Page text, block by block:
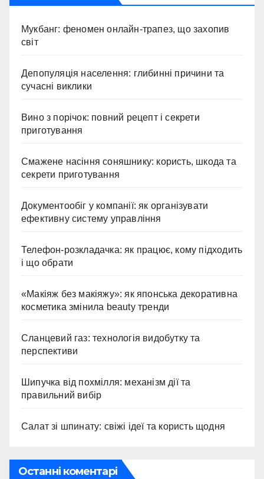
Мукбанг: феномен онлайн-трапез, що захопив
світ
Депопуляція населення: глибинні причини та
сучасні виклики
Вино з порічок: повний рецепт і секрети
приготування
Смажене насіння соняшнику: користь, шкода та
секрети приготування
Документообіг у компанії: як організувати
ефективну систему управління
Телефон-розкладачка: як працює, кому підходить
і що обрати
«Макіяж без макіяжу»: як японська декоративна
косметика змінила beauty тренди
Сланцевий газ: технологія видобутку та
перспективи
Шипучка від похмілля: механізм дії та
правильний вибір
Салат зі шпинату: свіжі ідеї та користь щодня
Останні коментарі